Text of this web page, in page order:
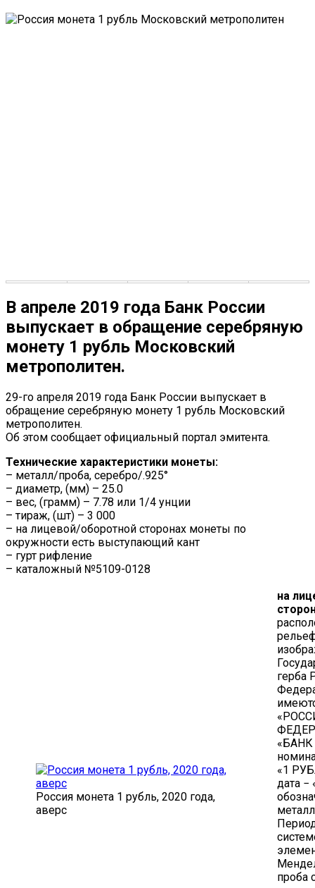
В апреле 2019 года Банк России
выпускает в обращение серебряную
монету 1 рубль Московский
метрополитен.
29-го апреля 2019 года Банк России выпускает в
обращение серебряную монету 1 рубль Московский
метрополитен.
Об этом сообщает официальный портал эмитента.
Технические характеристики монеты:
– металл/проба, серебро/.925°
– диаметр, (мм) – 25.0
– вес, (грамм) – 7.78 или 1/4 унции
– тираж, (шт) – 3 000
– на лицевой/оборотной сторонах монеты по
окружности есть выступающий кант
– гурт рифление
– каталожный №5109-0128
Россия монета 1 рубль, 2020 года,
аверс
на
герба
«1
дата −
проба